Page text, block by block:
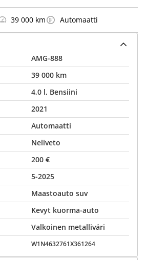
39 000 km Automaatti
AMG-888
39 000 km
4,0 l, Bensiini
2021
Automaatti
Neliveto
200 €
5-2025
Maastoauto suv
Kevyt kuorma-auto
Valkoinen metalliväri
W1N4632761X361264